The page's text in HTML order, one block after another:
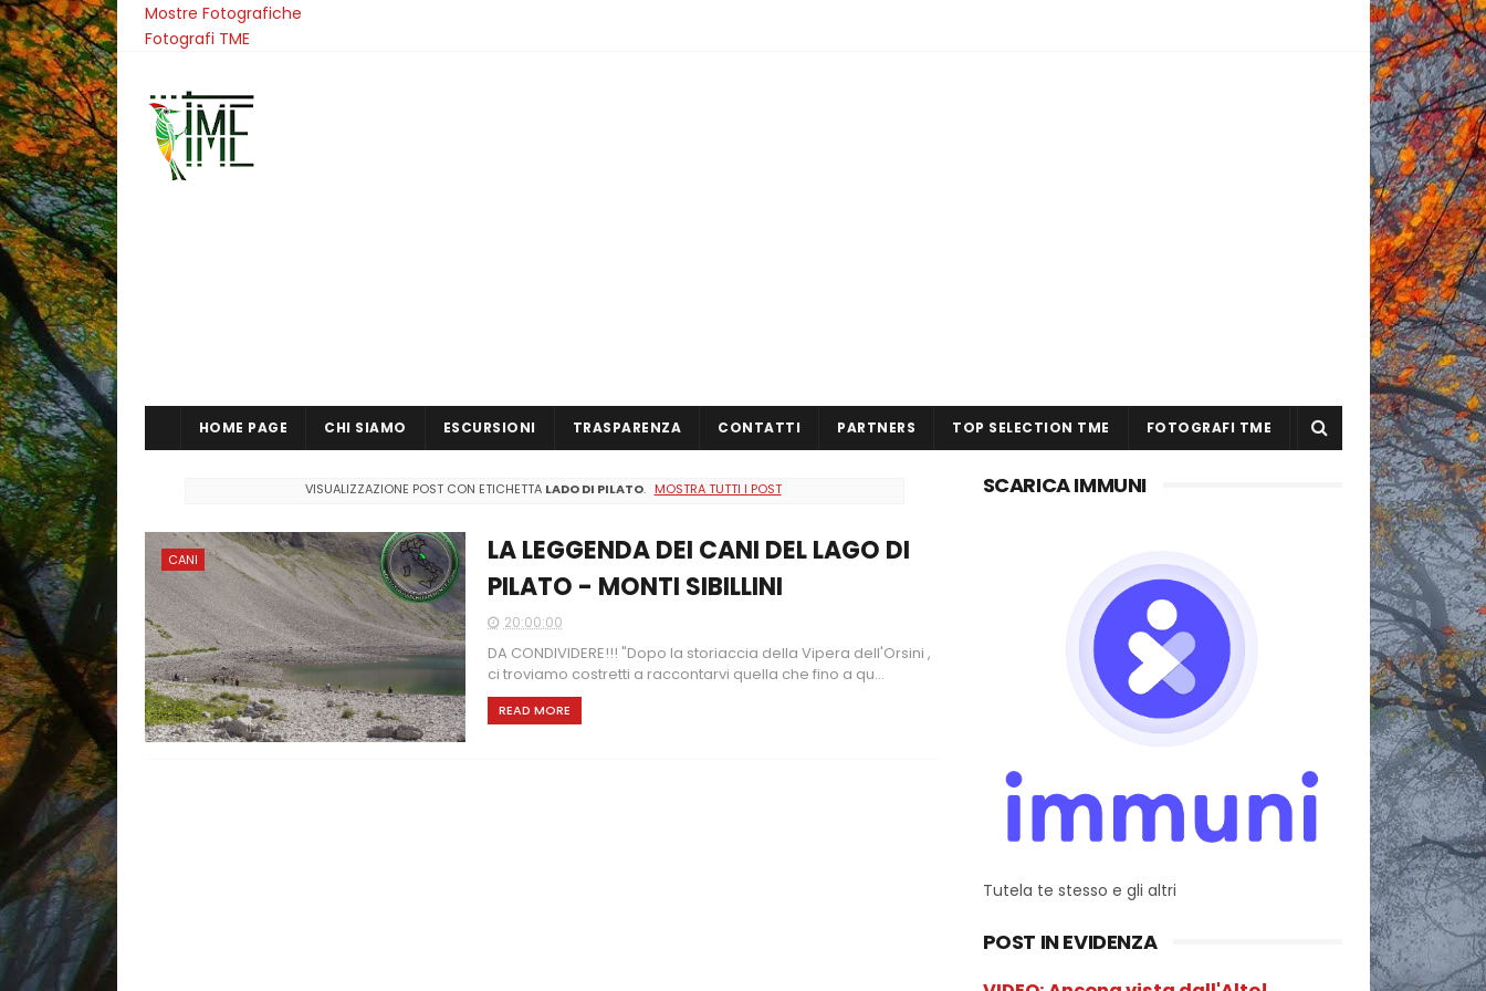
Mostre Fotografiche
Fotografi TME
HOME PAGE CHI SIAMO ESCURSIONI TRASPARENZA CONTATTI PARTNERS TOP SELECTION TME FOTOGRAFI TME
VISUALIZZAZIONE POST CON ETICHETTA LADO DI PILATO. MOSTRA TUTTI I POST
CANI
LA LEGGENDA DEI CANI DEL LAGO DI
PILATO - MONTI SIBILLINI
20:00:00
DA CONDIVIDERE!!! "Dopo la storiaccia della Vipera dell'Orsini ,
ci troviamo costretti a raccontarvi quella che fino a qu...
READ MORE
SCARICA IMMUNI
Tutela te stesso e gli altri
POST IN EVIDENZA